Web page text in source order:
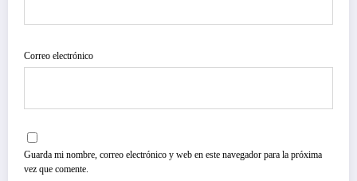
Correo electrónico
Guarda mi nombre, correo electrónico y web en este navegador para la próxima
vez que comente.